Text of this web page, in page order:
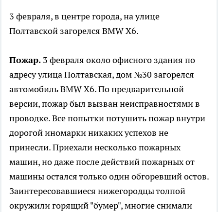
3 февраля, в центре города, на улице
Полтавской загорелся BMW X6.
Пожар. 3 февраля около офисного здания по
адресу улица Полтавская, дом №30 загорелся
автомобиль BMW Х6. По предварительной
версии, пожар был вызван неисправностями в
проводке. Все попытки потушить пожар внутри
дорогой иномарки никаких успехов не
принесли. Приехали несколько пожарных
машин, но даже после действий пожарных от
машины остался только один обгоревший остов.
Заинтересовавшиеся нижегородцы толпой
окружили горящий "бумер", многие снимали